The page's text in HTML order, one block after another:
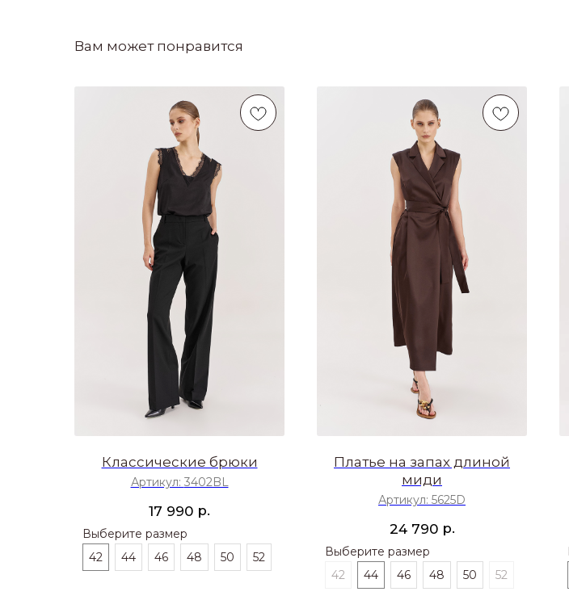
Вам может понравится
Классические брюки
Артикул: 3402BL
17 990 р.
Выберите размер
42
44 46 48 50 52
Платье на запах длиной
миди
Артикул: 5625D
24 790 р.
Выберите размер
42
44 46 48 50 52